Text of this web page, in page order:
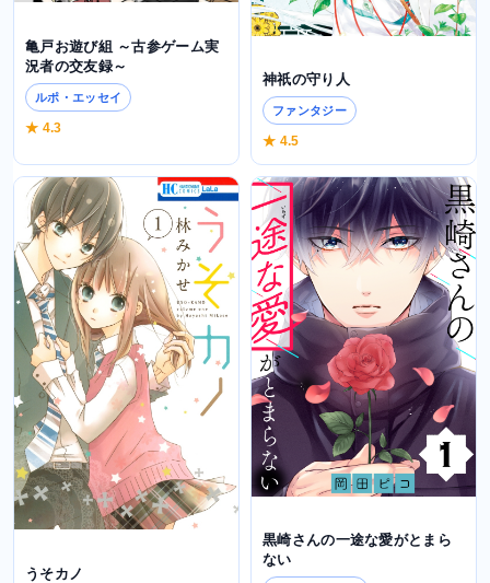
亀戸お遊び組 ～古参ゲーム実
況者の交友録～
ルポ・エッセイ
★ 4.3
神祇の守り人
ファンタジー
★ 4.5
うそカノ
黒崎さんの一途な愛がとまら
ない